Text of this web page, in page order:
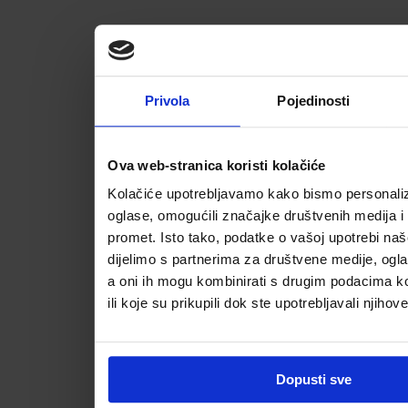
Privola Pojedinosti
Ova web-stranica koristi kolačiće
Kolačiće upotrebljavamo kako bismo
oglase, omogućili značajke društvenih medija i
promet. Isto tako, podatke o vašoj upotrebi
dijelimo s partnerima za društvene medije,
a oni ih mogu kombinirati s drugim podacima
ili koje su prikupili dok ste upotrebljavali
Dopusti sve